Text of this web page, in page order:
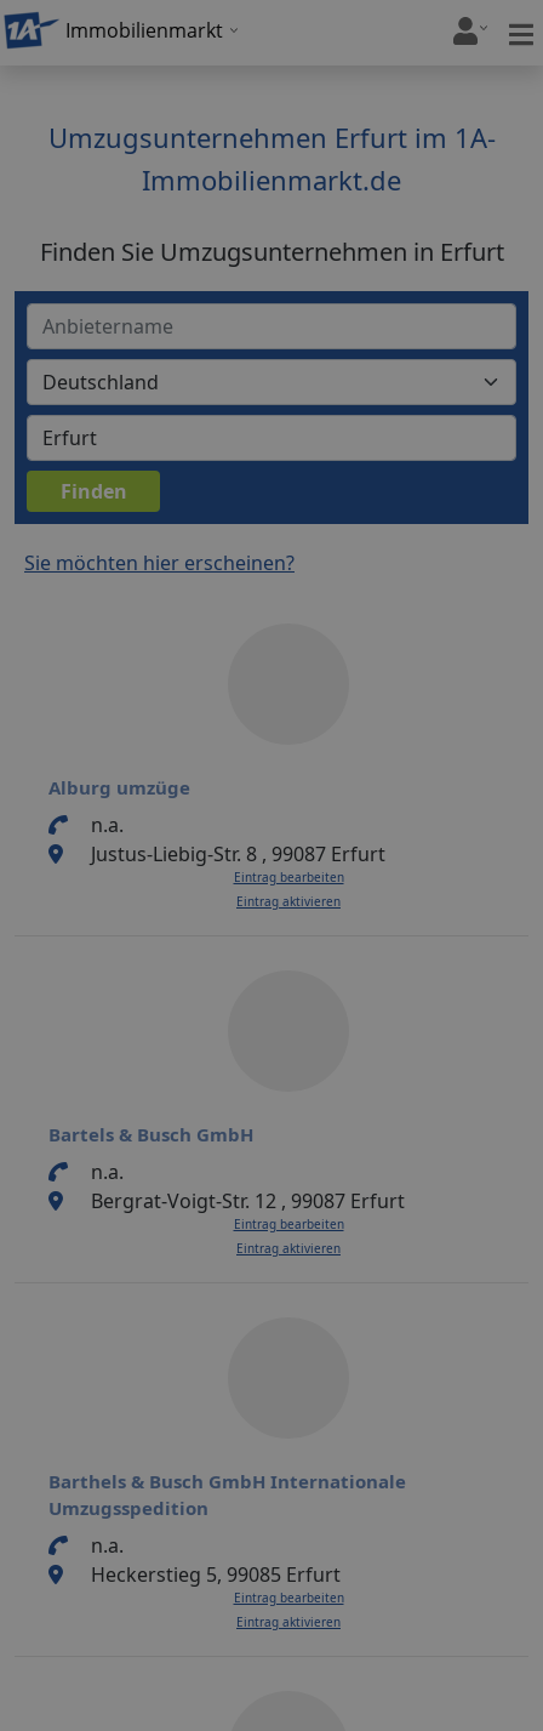
Immobilienmarkt
Umzugsunternehmen Erfurt im 1A-
Immobilienmarkt.de
Finden Sie Umzugsunternehmen in Erfurt
Sie möchten hier erscheinen?
Alburg umzüge
n.a.
Justus-Liebig-Str. 8 , 99087 Erfurt
Eintrag bearbeiten
Eintrag aktivieren
Bartels & Busch GmbH
n.a.
Bergrat-Voigt-Str. 12 , 99087 Erfurt
Eintrag bearbeiten
Eintrag aktivieren
Barthels & Busch GmbH Internationale
Umzugsspedition
n.a.
Heckerstieg 5, 99085 Erfurt
Eintrag bearbeiten
Eintrag aktivieren